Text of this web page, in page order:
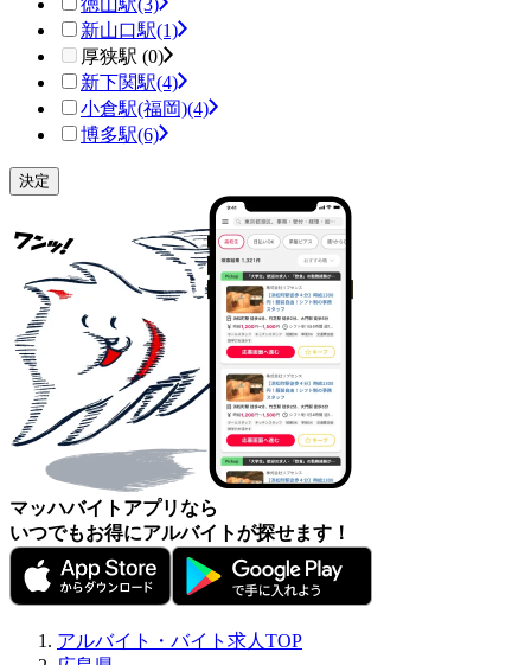
徳山駅(3)
新山口駅(1)
厚狭駅 (0)
新下関駅(4)
小倉駅(福岡)(4)
博多駅(6)
マッハバイトアプリなら
いつでもお得にアルバイトが探せます！
アルバイト・バイト求人TOP